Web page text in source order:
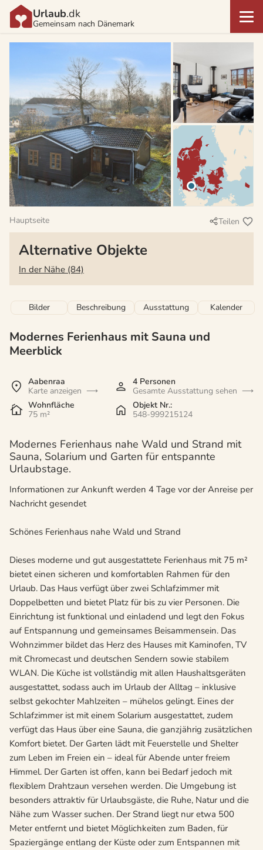
Urlaub.dk
Gemeinsam nach Dänemark
Hauptseite Teilen
Alternative Objekte
In der Nähe (84)
Bilder Beschreibung Ausstattung Kalender
Modernes Ferienhaus mit Sauna und
Meerblick
Aabenraa
Karte anzeigen
4 Personen
Gesamte Ausstattung sehen
Wohnfläche
75 m²
Objekt Nr.:
548-999215124
Modernes Ferienhaus nahe Wald und Strand mit
Sauna, Solarium und Garten für entspannte
Urlaubstage.
Informationen zur Ankunft werden 4 Tage vor der Anreise per
Nachricht gesendet
Schönes Ferienhaus nahe Wald und Strand
Dieses moderne und gut ausgestattete Ferienhaus mit 75 m²
bietet einen sicheren und komfortablen Rahmen für den
Urlaub. Das Haus verfügt über zwei Schlafzimmer mit
Doppelbetten und bietet Platz für bis zu vier Personen. Die
Einrichtung ist funktional und einladend und legt den Fokus
auf Entspannung und gemeinsames Beisammensein. Das
Wohnzimmer bildet das Herz des Hauses mit Kaminofen, TV
mit Chromecast und deutschen Sendern sowie stabilem
WLAN. Die Küche ist vollständig mit allen Haushaltsgeräten
ausgestattet, sodass auch im Urlaub der Alltag – inklusive
selbst gekochter Mahlzeiten – mühelos gelingt. Eines der
Schlafzimmer ist mit einem Solarium ausgestattet, zudem
verfügt das Haus über eine Sauna, die ganzjährig zusätzlichen
Komfort bietet. Der Garten lädt mit Feuerstelle und Shelter
zum Leben im Freien ein – ideal für Abende unter freiem
Himmel. Der Garten ist offen, kann bei Bedarf jedoch mit
flexiblem Drahtzaun versehen werden. Die Umgebung ist
besonders attraktiv für Urlaubsgäste, die Ruhe, Natur und die
Nähe zum Wasser suchen. Der Strand liegt nur etwa 500
Meter entfernt und bietet Möglichkeiten zum Baden, für
Spaziergänge entlang der Küste oder zum Entspannen mit